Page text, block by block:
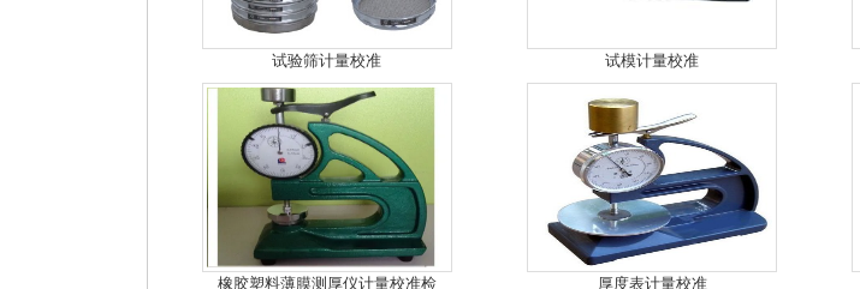
试验筛计量校准 试模计量校准
橡胶塑料薄膜测厚仪计量校准检 厚度表计量校准